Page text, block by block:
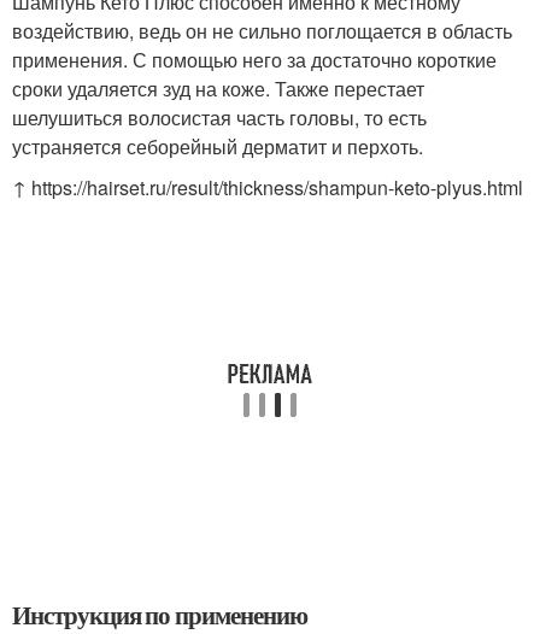
воздействию, ведь он не сильно поглощается в область
применения. С помощью него за достаточно короткие
сроки удаляется зуд на коже. Также перестает
шелушиться волосистая часть головы, то есть
устраняется себорейный дерматит и перхоть.
↑ https://hairset.ru/result/thickness/shampun-keto-plyus.html
Инструкция по применению